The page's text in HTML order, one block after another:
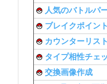
人気のバトルパ
ブレイクポイン
カウンターリス
タイプ相性チェ
交換画像作成